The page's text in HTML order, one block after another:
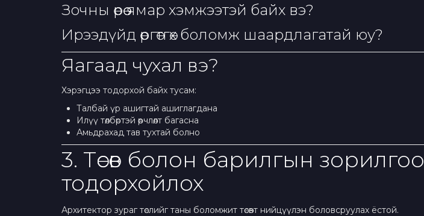
Зочны өрөө ямар хэмжээтэй байх вэ?
Ирээдүйд өргөтгөх боломж шаардлагатай юу?
Яагаад чухал вэ?
Хэрэгцээ тодорхой байх тусам:
Талбай үр ашигтай ашиглагдана
Илүү төлбөртэй өөрчлөлт багасна
Амьдрахад тав тухтай болно
3. Төсөв болон барилгын зорилгоо
тодорхойлох
Архитектор зураг төслийг таны боломжит төсөвт нийцүүлэн боловсруулах ёстой.